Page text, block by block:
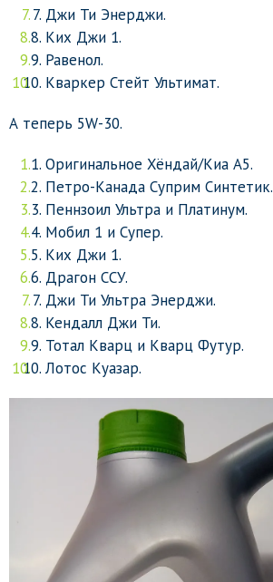
Джи Ти Энерджи.
Ких Джи 1.
Равенол.
Кваркер Стейт Ультимат.
А теперь 5W-30.
Оригинальное Хёндай/Киа А5.
Петро-Канада Суприм Синтетик.
Пеннзоил Ультра и Платинум.
Мобил 1 и Супер.
Ких Джи 1.
Драгон ССУ.
Джи Ти Ультра Энерджи.
Кендалл Джи Ти.
Тотал Кварц и Кварц Футур.
Лотос Куазар.